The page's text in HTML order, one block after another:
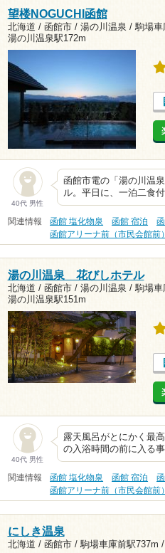
望楼NOGUCHI函館
北海道 / 函館市 / 湯の川温泉 /駒場車
湯の川温泉駅172m
40代 男性
函館市電の「湯の川温
ル。平日に、一泊二食
関連情報 函館 塩化物泉 函館 宿泊
函館アリーナ前（市民会館前
湯の川温泉 花びしホテル
北海道 / 函館市 / 湯の川温泉 /駒場車
湯の川温泉駅151m
40代 男性
露天風呂がとにかく最
の入浴時間の前に入る
関連情報 函館 塩化物泉 函館 宿泊
函館アリーナ前（市民会館前
にしき温泉
北海道 / 函館市 /駒場車庫前駅737m /